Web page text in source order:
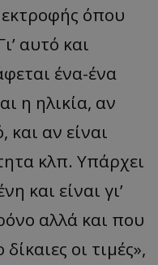
όπου
αυτό και
ένα-ένα
η ηλικία, αν
και αν είναι
κλπ. Υπάρχει
και είναι γι’
αλλά και που
οι τιμές»,